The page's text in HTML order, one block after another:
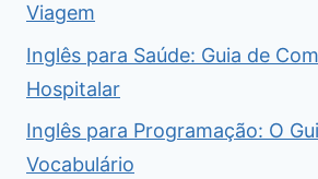
Viagem
Inglês para Saúde: Guia de
Hospitalar
Inglês para Programação: O
Vocabulário